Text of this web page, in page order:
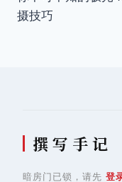
章
摄技巧
撰 写 手 记
暗房门已锁，请先 登